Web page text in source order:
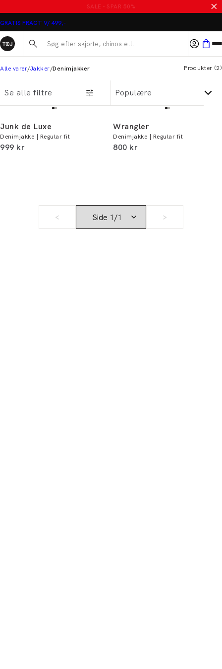
MASSER AF VARER PÅ UDSALG
GRATIS FRAGT V/ 499,-
Søg her...
Alle varer Jakker Denimjakker Produkter (2)
Se alle filtre
Junk de Luxe
Denimjakke | Regular fit
I alt (inkl. rabat)
999 kr
Wrangler
Denimjakke | Regular fit
I alt (inkl. rabat)
800 kr